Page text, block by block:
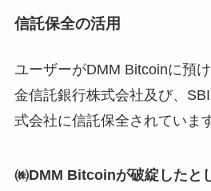
信託保全の活用
ユーザーがDMM Bitcoinに預
金信託銀行株式会社及び、
式会社に信託保全されていま
㈱DMM Bitcoinが破綻したと